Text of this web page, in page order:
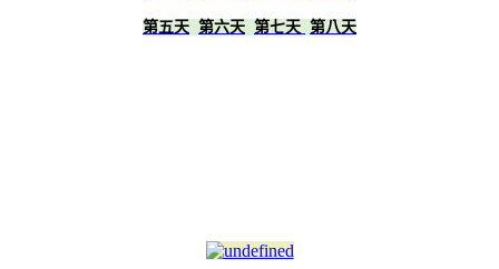
第五天 第六天 第七天 第八天